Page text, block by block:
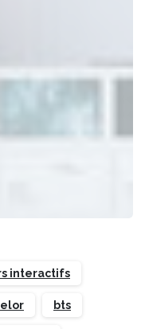
interactifs
bts